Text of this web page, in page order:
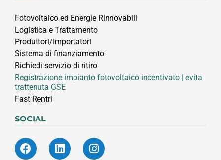
Fotovoltaico ed Energie Rinnovabili
Logistica e Trattamento
Produttori/Importatori
Sistema di finanziamento
Richiedi servizio di ritiro
Registrazione impianto fotovoltaico incentivato | evita
trattenuta GSE
Fast Rentri
SOCIAL